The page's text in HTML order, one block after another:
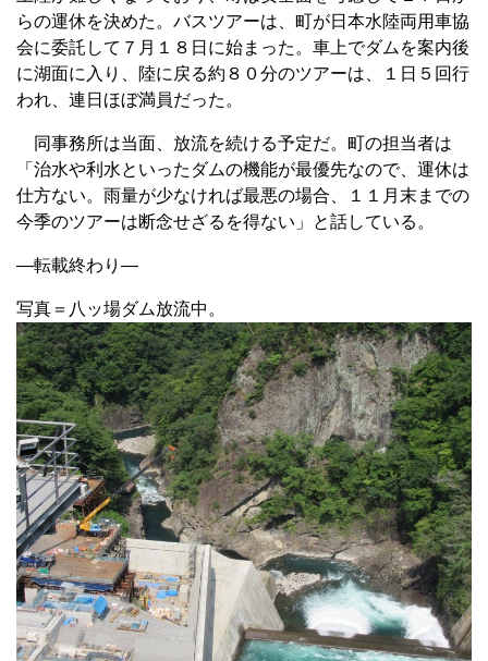
らの運休を決めた。バスツアーは、町が日本水陸両用車協
会に委託して７月１８日に始まった。車上でダムを案内後
に湖面に入り、陸に戻る約８０分のツアーは、１日５回行
われ、連日ほぼ満員だった。
同事務所は当面、放流を続ける予定だ。町の担当者は
「治水や利水といったダムの機能が最優先なので、運休は
仕方ない。雨量が少なければ最悪の場合、１１月末までの
今季のツアーは断念せざるを得ない」と話している。
—転載終わり—
写真＝八ッ場ダム放流中。